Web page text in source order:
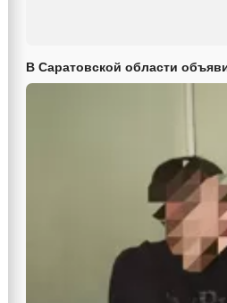
В Саратовской области